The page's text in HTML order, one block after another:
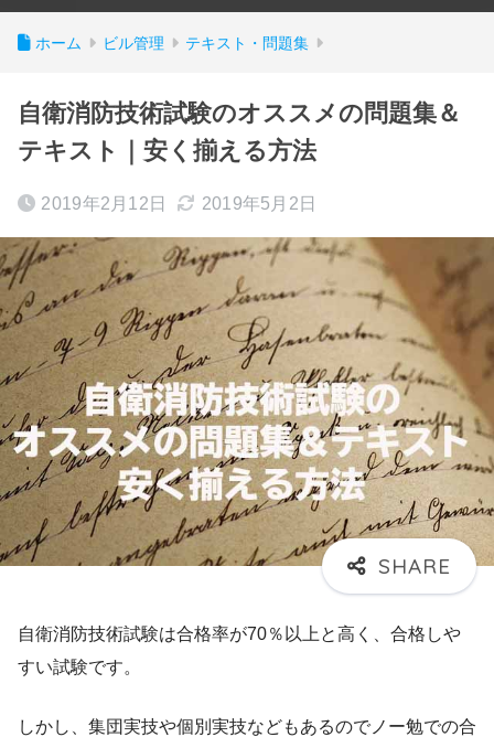
ホーム ビル管理 テキスト・問題集
自衛消防技術試験のオススメの問題集＆
テキスト｜安く揃える方法
2019年2月12日 2019年5月2日
自衛消防技術試験は合格率が70％以上と高く、合格しや
すい試験です。
しかし、集団実技や個別実技などもあるのでノー勉での合